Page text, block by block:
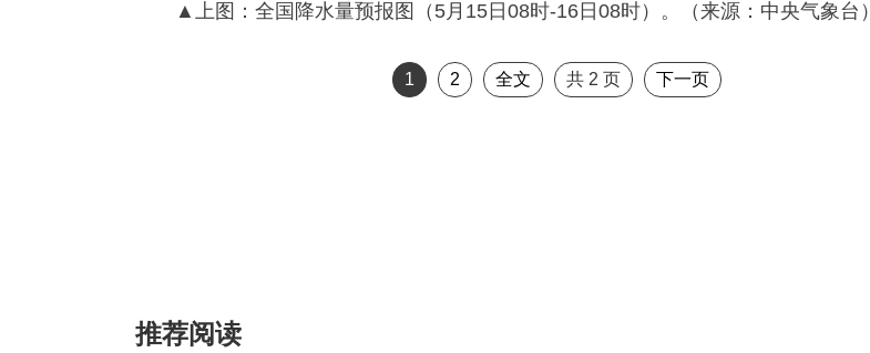
▲上图：全国降水量预报图（5月15日08时-16日08时）。（来源：中央气象台）
1 2 全文 共2 页 下一页
推荐阅读